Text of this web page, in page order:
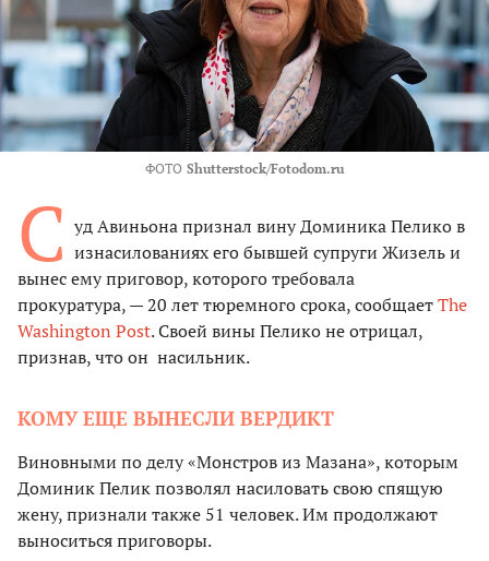
ФОТО Shutterstock/Fotodom.ru
С уд Авиньона признал вину Доминика Пелико в
изнасилованиях его бывшей супруги Жизель и
вынес ему приговор, которого требовала
прокуратура, — 20 лет тюремного срока, сообщаетThe
Washington Post. Своей вины Пелико не отрицал,
признав, что он насильник.
КОМУ ЕЩЕ ВЫНЕСЛИ ВЕРДИКТ
Виновными по делу «Монстров из Мазана», которым
Доминик Пелик позволял насиловать свою спящую
жену, признали также 51 человек. Им продолжают
выноситься приговоры.